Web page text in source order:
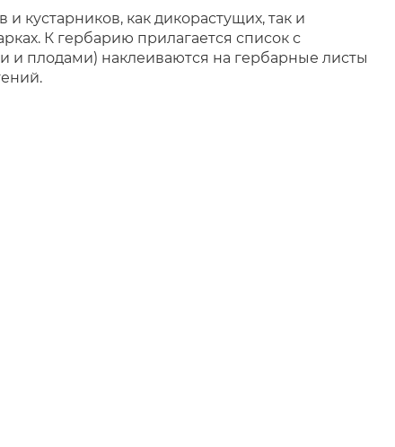
кустарников, как дикорастущих, так и
К гербарию прилагается список с
и плодами) наклеиваются на гербарные листы